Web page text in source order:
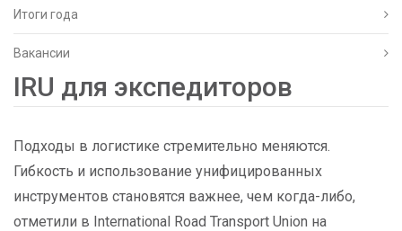
Итоги года
Вакансии
IRU для экспедиторов
Подходы в логистике стремительно меняются.
Гибкость и использование унифицированных
инструментов становятся важнее, чем когда-либо,
отметили в International Road Transport Union на